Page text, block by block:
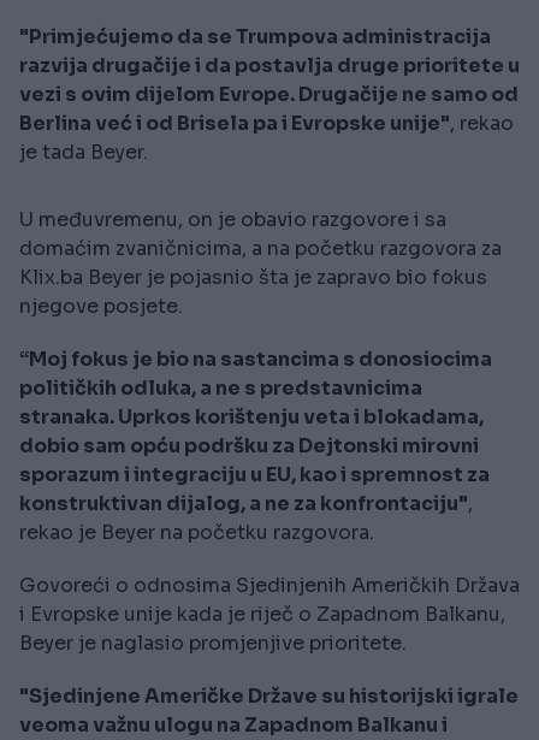
"Primjećujemo da se Trumpova administracija
razvija drugačije i da postavlja druge prioritete u
vezi s ovim dijelom Evrope. Drugačije ne samo od
Berlina već i od Brisela pa i Evropske unije", rekao
je tada Beyer.
U međuvremenu, on je obavio razgovore i sa
domaćim zvaničnicima, a na početku razgovora za
Klix.ba Beyer je pojasnio šta je zapravo bio fokus
njegove posjete.
“Moj fokus je bio na sastancima s donosiocima
političkih odluka, a ne s predstavnicima
stranaka. Uprkos korištenju veta i blokadama,
dobio sam opću podršku za Dejtonski mirovni
sporazum i integraciju u EU, kao i spremnost za
konstruktivan dijalog, a ne za konfrontaciju",
rekao je Beyer na početku razgovora.
Govoreći o odnosima Sjedinjenih Američkih Država
i Evropske unije kada je riječ o Zapadnom Balkanu,
Beyer je naglasio promjenjive prioritete.
"Sjedinjene Američke Države su historijski igrale
veoma važnu ulogu na Zapadnom Balkanu i